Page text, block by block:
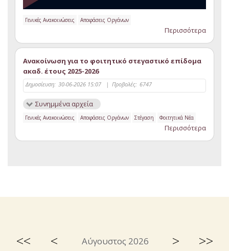
Γενικές Ανακοινώσεις Αποφάσεις Οργάνων
Περισσότερα
Ανακοίνωση για το φοιτητικό στεγαστικό επίδομα
ακαδ. έτους 2025-2026
Δημοσίευση: 30-06-2026 15:07 | Προβολές: 6747
Συνημμένα αρχεία
Γενικές Ανακοινώσεις Αποφάσεις Οργάνων Στέγαση Φοιτητικά Νέα
Περισσότερα
<< < Αύγουστος 2026 > >>